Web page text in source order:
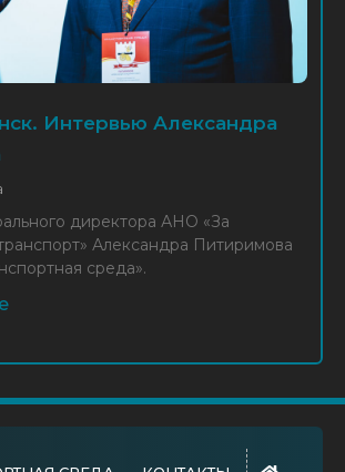
министра транспорта и
хозяйства Смоленской
участникам Форума
стартует VI Форум
Окт 2025 Новости Форума
МЦД и «Иволга» переписали
и Ильи Зотова для МК
в Самаре так часто горят
Интервью Александра
директора АНО «За
Александра Питиримова
среда».